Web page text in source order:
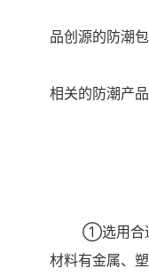
品创源的防潮
相关的防潮产品
①选用合适的
材料有金属、